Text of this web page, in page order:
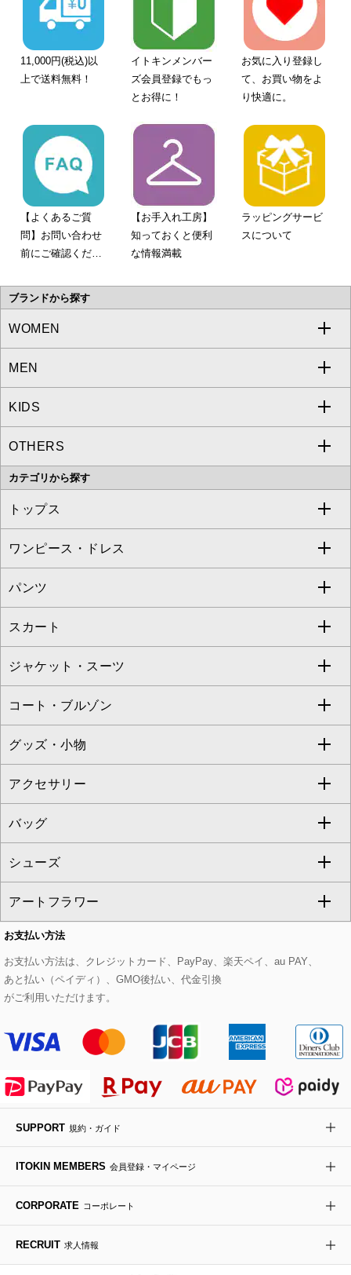
11,000円(税込)以
上で送料無料！
イトキンメンバー
ズ会員登録でもっ
とお得に！
お気に入り登録し
て、お買い物をよ
り快適に。
【よくあるご質
問】お問い合わせ
前にご確認くださ
【お手入れ工房】
知っておくと便利
な情報満載
ラッピングサービ
スについて
ブランドから探す
WOMEN
a.v.v
MICHEL KLEIN
MK MICHEL KLEIN
OFUON le MK
eur3
Maison de CINQ
MK MICHEL KLEIN BAG
HIROKO KOSHINO
MEN
a.v.v
MICHEL KLEIN HOMME
MK MICHEL KLEIN HOMME
KIDS
a.v.v
OTHERS
MK MICHEL KLEIN BAG
カテゴリから探す
トップス
すべてのトップス
カットソー・Tシャツ
ブラウス・シャツ
ニット・セーター
カーディガン
アンサンブルセット
ベスト・ジレ
パーカー
タンクトップ・キャミソール
スウェット・ジャージー
その他のトップス
ワンピース・ドレス
すべてのワンピース・ドレス
ワンピース
ドレス
チュニック
ジャンパースカート
その他のワンピース・ドレス
パンツ
すべてのパンツ
フルレングスパンツ
クロップド・半端丈パンツ
ガウチョ・ワイドパンツ
ハーフ・ショート丈パンツ
サロペット・オールインワン
その他のパンツ
スカート
すべてのスカート
ロング・マキシ丈スカート
ひざ丈スカート
ミモレ丈スカート
ショート・ミニ丈スカート
その他のスカート
ジャケット・スーツ
すべてのジャケット・スーツ
テーラードジャケット
ノーカラージャケット
セットアップ
セットアップジャケット
セットアップパンツ
セットアップスカート
セットアップワンピース
コート・ブルゾン
すべてのコート・ブルゾン
トレンチコート
ピーコート
ダッフルコート
チェスターコート
モッズコート
ステンカラーコート
ライダースジャケット
デニムジャケット
ダウンジャケット・コート
グッズ・小物
すべてのグッズ・小物
マスク
ストール・マフラー・スヌード
ベルト・サスペンダー
帽子
ヘアアクセサリー
ハンカチ・バンダナ
手袋
チャーム・ストラップ
アクセサリー
すべてのアクセサリー
ネックレス
ピアス・イヤリング
ブレスレット・バングル
ブローチ・コサージュ
バッグ
すべてのバッグ
トートバッグ
ショルダーバッグ
ボストンバッグ
バックパック・リュック
ボディバッグ・メッセンジャーバッグ
トラベルバッグ
シューズ
すべてのシューズ
パンプス
スニーカー
フラットシューズ
ローファー
ドレスシューズ
アートフラワー
すべてのアートフラワー
ローズ
カサブランカ・カラー
ラナンキュラス
ポプリアレンジ＆フレグランス
お支払い方法
お支払い方法は、クレジットカード、PayPay、楽天ペイ、au PAY、
あと払い（ペイディ）、GMO後払い、代金引換
がご利用いただけます。
SUPPORT 規約・ガイド
ITOKIN MEMBERS 会員登録・マイページ
CORPORATE コーポレート
RECRUIT 求人情報